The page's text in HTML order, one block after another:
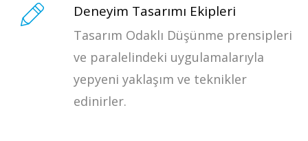
Deneyim Tasarımı Ekipleri
Tasarım Odaklı Düşünme prensipleri
ve paralelindeki uygulamalarıyla
yepyeni yaklaşım ve teknikler
edinirler.